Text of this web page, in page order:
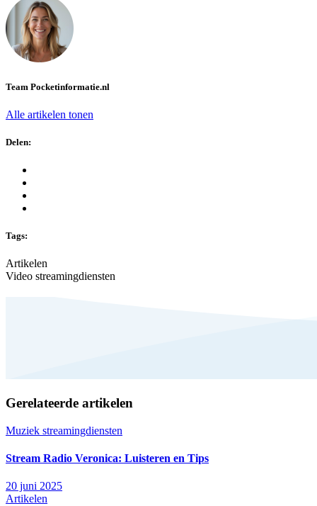
Team Pocketinformatie.nl
Alle artikelen tonen
Delen:
Tags:
Artikelen
Video streamingdiensten
Gerelateerde artikelen
Muziek streamingdiensten
Stream Radio Veronica: Luisteren en Tips
20 juni 2025
Artikelen